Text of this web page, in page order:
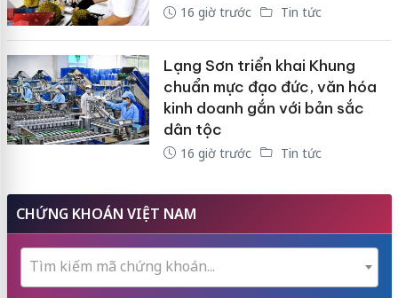
16 giờ trước Tin tức
Lạng Sơn triển khai Khung
chuẩn mực đạo đức, văn hóa
kinh doanh gắn với bản sắc
dân tộc
16 giờ trước Tin tức
CHỨNG KHOÁN VIỆT NAM
Tìm kiếm mã chứng khoán...